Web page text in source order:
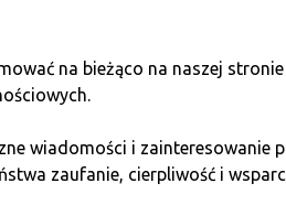
– kantor w
punktami obsługi
klientów, postanowiliśmy
którzy dbają o
na bieżąco na naszej stronie
wiadomości i zainteresowanie
zaufanie, cierpliwość i